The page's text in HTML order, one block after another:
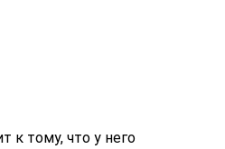
к тому, что у него